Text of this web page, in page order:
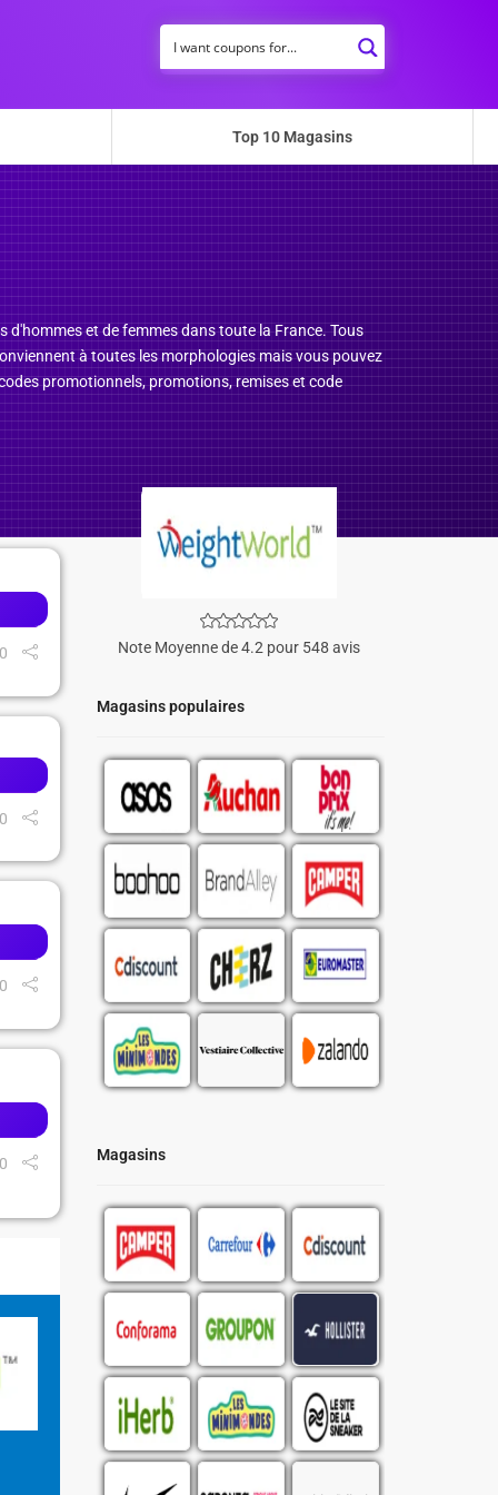
Top 10 Magasins
d'hommes et de femmes dans toute la France. Tous
à toutes les morphologies mais vous pouvez
promotionnels, promotions, remises et code
Note Moyenne de 4.2 pour 548 avis
Magasins populaires
Magasins